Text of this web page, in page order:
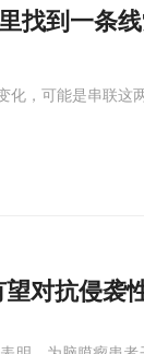
找到一条
，可能是串联这
对抗侵袭